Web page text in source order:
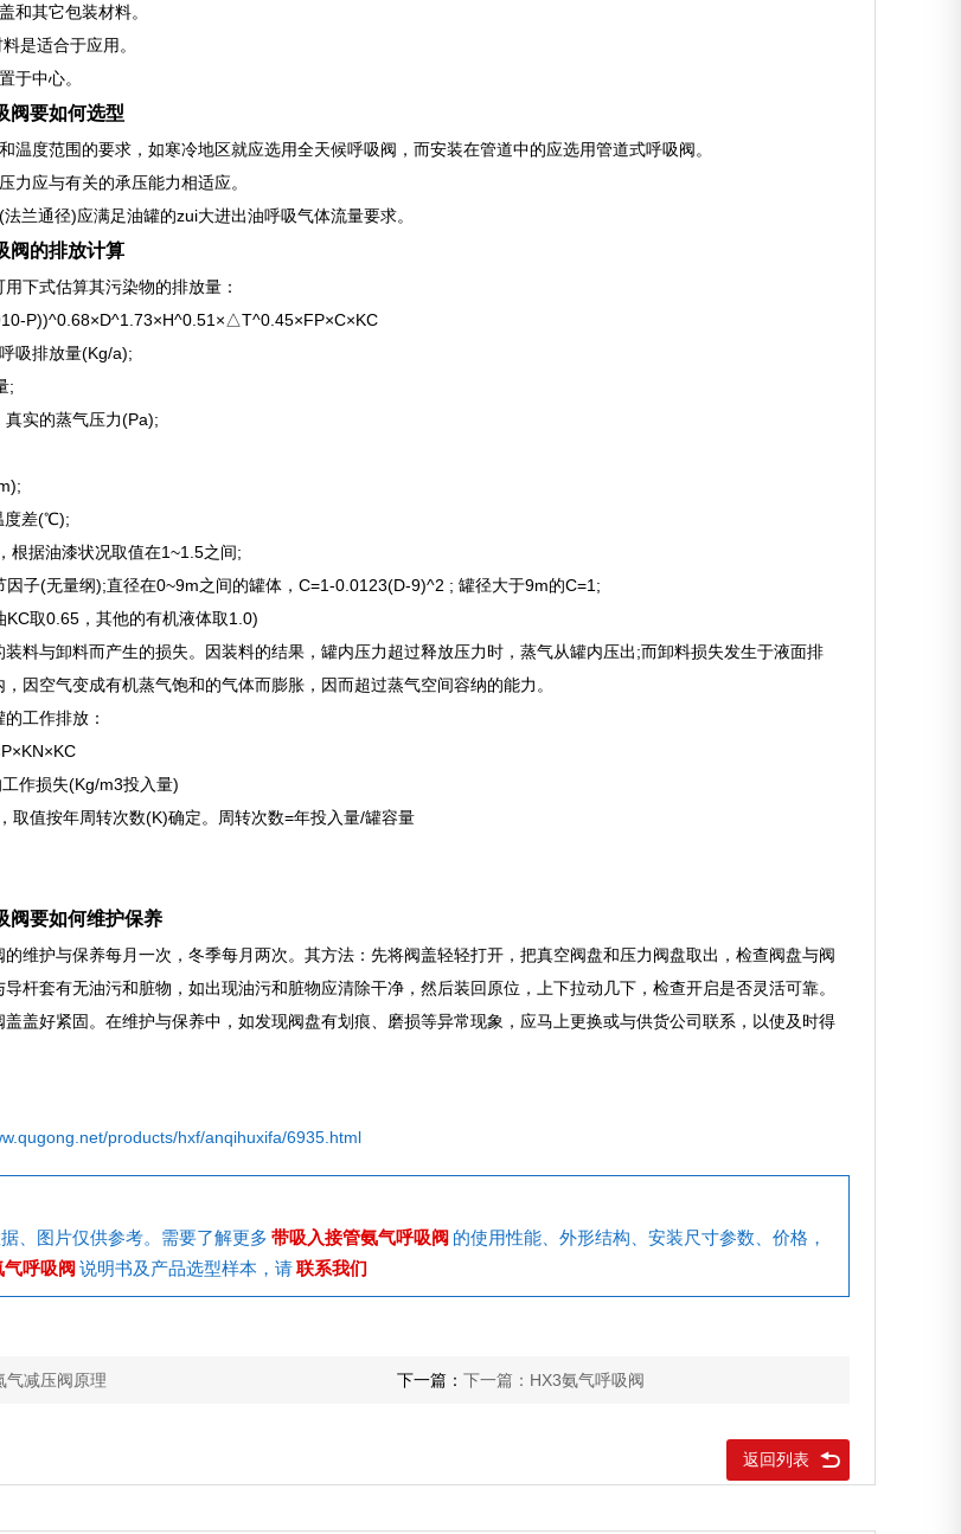
和其它包装材料。
是适合于应用。
于中心。
阀要如何选型
温度范围的要求，如寒冷地区就应选用全天候呼吸阀，而安装在管道中的应选用管道式呼吸阀。
力应与有关的承压能力相适应。
兰通径)应满足油罐的zui大进出油呼吸气体流量要求。
阀的排放计算
下式估算其污染物的排放量：
P))^0.68×D^1.73×H^0.51×△T^0.45×FP×C×KC
吸排放量(Kg/a);
;
实的蒸气压力(Pa);
度差(℃);
根据油漆状况取值在1~1.5之间;
因子(无量纲);直径在0~9m之间的罐体，C=1-0.0123(D-9)^2 ; 罐径大于9m的C=1;
KC取0.65，其他的有机液体取1.0)
装料与卸料而产生的损失。因装料的结果，罐内压力超过释放压力时，蒸气从罐内压出;而卸料损失发生于液面排
因空气变成有机蒸气饱和的气体而膨胀，因而超过蒸气空间容纳的能力。
工作排放：
作损失(Kg/m3投入量)
取值按年周转次数(K)确定。周转次数=年投入量/罐容量
阀要如何维护保养
维护与保养每月一次，冬季每月两次。其方法：先将阀盖轻轻打开，把真空阀盘和压力阀盘取出，检查阀盘与阀
杆套有无油污和脏物，如出现油污和脏物应清除干净，然后装回原位，上下拉动几下，检查开启是否灵活可靠。
盖好紧固。在维护与保养中，如发现阀盘有划痕、磨损等异常现象，应马上更换或与供货公司联系，以使及时得
products/hxf/anqihuxifa/6935.html
、图片仅供参考。需要了解更多 带吸入接管氨气呼吸阀 的使用性能、外形结构、安装尺寸参数、价格，
呼吸阀 说明书及产品选型样本，请联系我们
气减压阀原理 下一篇： 下一篇：HX3氨气呼吸阀
返回列表